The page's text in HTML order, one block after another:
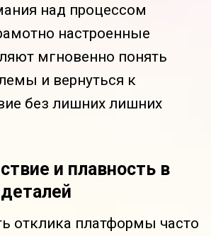
над процессом
настроенные
мгновенно понять
и вернуться к
без лишних лишних
и плавность в
отклика платформы часто